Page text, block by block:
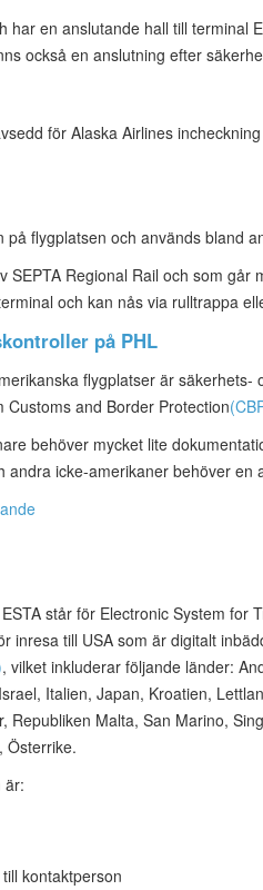
har en anslutande hall till terminal
också en anslutning efter
för Alaska Airlines
flygplatsen och används bland
SEPTA Regional Rail och som
och kan nås via rulltrappa
på PHL
flygplatser är säkerhets-
and Border Protection
behöver mycket lite
andra icke-amerikaner behöver en
står för Electronic System
inresa till USA som är digitalt
, vilket inkluderar följande länder:
Italien, Japan, Kroatien,
Republiken Malta, San Marino,
Österrike.
är:
kontaktperson